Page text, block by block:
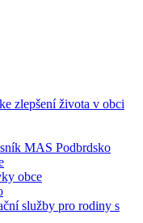
zlepšení života v obci
MAS Podbrdsko
obce
služby pro rodiny s